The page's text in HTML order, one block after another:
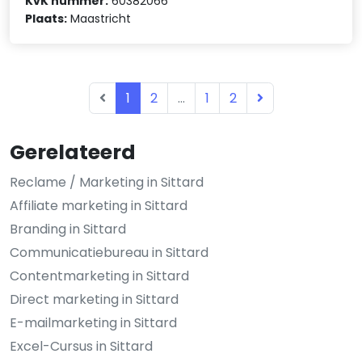
Gerelateerd
Reclame / Marketing in Sittard
Affiliate marketing in Sittard
Branding in Sittard
Communicatiebureau in Sittard
Contentmarketing in Sittard
Direct marketing in Sittard
E-mailmarketing in Sittard
Excel-Cursus in Sittard
Plaats: Maastricht
1 2 ... 1 2